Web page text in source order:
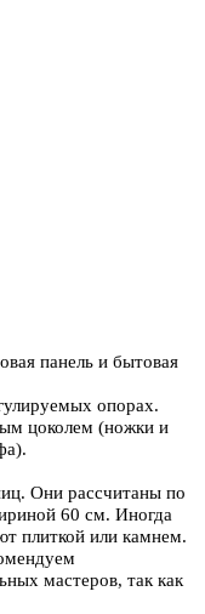
панель и бытовая
опорах.
цоколем (ножки и
Они рассчитаны по
60 см. Иногда
плиткой или камнем.
мастеров, так как